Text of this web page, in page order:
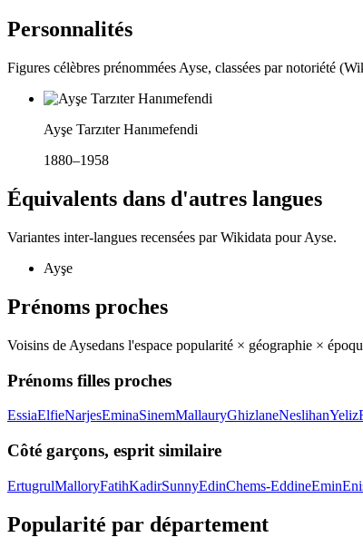
Personnalités
Figures célèbres prénommées Ayse, classées par notoriété
Ayşe Tarzıter Hanımefendi
1880–1958
Équivalents dans d'autres langues
Variantes inter-langues recensées par Wikidata pourAyse.
Ayşe
Prénoms proches
Voisins de Aysedans l'espace popularité × géographie ×
Prénoms filles proches
EssiaElfieNarjesEminaSinemMallauryGhizlaneNeslihanYeliz
Côté garçons, esprit similaire
ErtugrulMalloryFatihKadirSunnyEdinChems-EddineEmin
Popularité par département